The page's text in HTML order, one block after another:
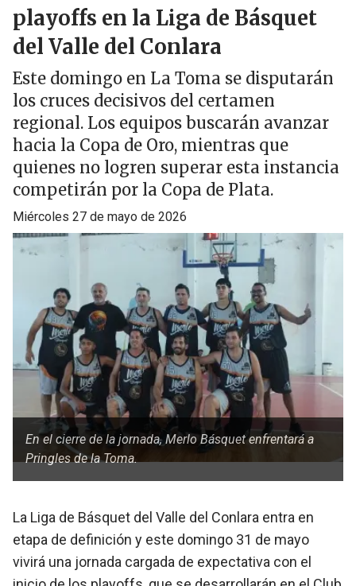
playoffs en la Liga de Básquet
del Valle del Conlara
Este domingo en La Toma se disputarán
los cruces decisivos del certamen
regional. Los equipos buscarán avanzar
hacia la Copa de Oro, mientras que
quienes no logren superar esta instancia
competirán por la Copa de Plata.
miércoles 27 de mayo de 2026
En el cierre de la jornada, Merlo Básquet enfrentará a
Pringles de la Toma.
La Liga de Básquet del Valle del Conlara entra en
etapa de definición y este domingo 31 de mayo
vivirá una jornada cargada de expectativa con el